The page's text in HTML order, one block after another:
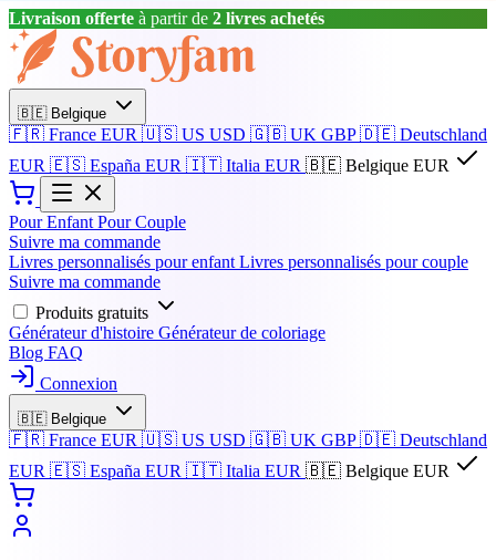
Livraison offerte à partir de 2 livres achetés
🇧🇪 Belgique
🇫🇷 France EUR 🇺🇸 US USD 🇬🇧 UK GBP 🇩🇪 Deutschland
EUR 🇪🇸 España EUR 🇮🇹 Italia EUR 🇧🇪 Belgique EUR
Pour Enfant Pour Couple
Suivre ma commande
Livres personnalisés pour enfant Livres personnalisés pour couple
Suivre ma commande
Produits gratuits
Générateur d'histoire Générateur de coloriage
Blog FAQ
Connexion
🇧🇪 Belgique
🇫🇷 France EUR 🇺🇸 US USD 🇬🇧 UK GBP 🇩🇪 Deutschland
EUR 🇪🇸 España EUR 🇮🇹 Italia EUR 🇧🇪 Belgique EUR